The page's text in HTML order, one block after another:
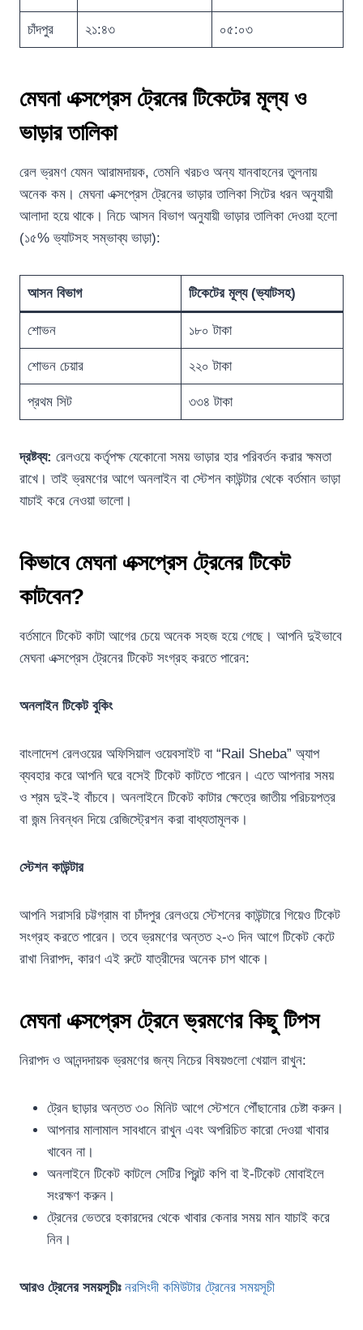
চাঁদপুর ২১:৪৩ ০৫:০৩
মেঘনা এক্সপ্রেস ট্রেনের টিকেটের মূল্য ও
ভাড়ার তালিকা
রেল ভ্রমণ যেমন আরামদায়ক, তেমনি খরচও অন্য যানবাহনের তুলনায়
অনেক কম। মেঘনা এক্সপ্রেস ট্রেনের ভাড়ার তালিকা সিটের ধরন অনুযায়ী
আলাদা হয়ে থাকে। নিচে আসন বিভাগ অনুযায়ী ভাড়ার তালিকা দেওয়া হলো
(১৫% ভ্যাটসহ সম্ভাব্য ভাড়া):
আসন বিভাগ টিকেটের মূল্য (ভ্যাটসহ)
শোভন ১৮০ টাকা
শোভন চেয়ার ২২০ টাকা
প্রথম সিট ৩৩৪ টাকা
দ্রষ্টব্য: রেলওয়ে কর্তৃপক্ষ যেকোনো সময় ভাড়ার হার পরিবর্তন করার ক্ষমতা
রাখে। তাই ভ্রমণের আগে অনলাইন বা স্টেশন কাউন্টার থেকে বর্তমান ভাড়া
যাচাই করে নেওয়া ভালো।
কিভাবে মেঘনা এক্সপ্রেস ট্রেনের টিকেট
কাটবেন?
বর্তমানে টিকেট কাটা আগের চেয়ে অনেক সহজ হয়ে গেছে। আপনি দুইভাবে
মেঘনা এক্সপ্রেস ট্রেনের টিকেট সংগ্রহ করতে পারেন:
অনলাইন টিকেট বুকিং
বাংলাদেশ রেলওয়ের অফিসিয়াল ওয়েবসাইট বা “Rail Sheba” অ্যাপ
ব্যবহার করে আপনি ঘরে বসেই টিকেট কাটতে পারেন। এতে আপনার সময়
ও শ্রম দুই-ই বাঁচবে। অনলাইনে টিকেট কাটার ক্ষেত্রে জাতীয় পরিচয়পত্র
বা জন্ম নিবন্ধন দিয়ে রেজিস্ট্রেশন করা বাধ্যতামূলক।
স্টেশন কাউন্টার
আপনি সরাসরি চট্টগ্রাম বা চাঁদপুর রেলওয়ে স্টেশনের কাউন্টারে গিয়েও টিকেট
সংগ্রহ করতে পারেন। তবে ভ্রমণের অন্তত ২-৩ দিন আগে টিকেট কেটে
রাখা নিরাপদ, কারণ এই রুটে যাত্রীদের অনেক চাপ থাকে।
মেঘনা এক্সপ্রেস ট্রেনে ভ্রমণের কিছু টিপস
নিরাপদ ও আনন্দদায়ক ভ্রমণের জন্য নিচের বিষয়গুলো খেয়াল রাখুন:
ট্রেন ছাড়ার অন্তত ৩০ মিনিট আগে স্টেশনে পৌঁছানোর চেষ্টা করুন।
আপনার মালামাল সাবধানে রাখুন এবং অপরিচিত কারো দেওয়া খাবার
খাবেন না।
অনলাইনে টিকেট কাটলে সেটির প্রিন্ট কপি বা ই-টিকেট মোবাইলে
সংরক্ষণ করুন।
ট্রেনের ভেতরে হকারদের থেকে খাবার কেনার সময় মান যাচাই করে
নিন।
আরও ট্রেনের সময়সূচীঃ নরসিংদী কমিউটার ট্রেনের সময়সূচী